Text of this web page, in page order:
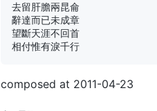
去留肝膽兩昆侖
辭達而已未成章
望斷天涯不回首
composed at 2011-04-23